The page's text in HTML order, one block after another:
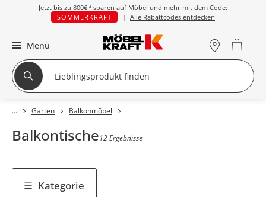
Jetzt bis zu 800€ ² sparen auf Möbel und mehr mit dem Code:
SOMMERKRAFT
| Alle Rabattcodes entdecken
Menü
Garten Balkonmöbel
Balkontische12 Ergebnisse
Kategorie